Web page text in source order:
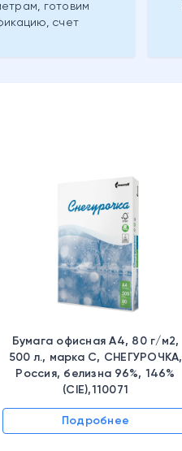
готовим
счет
Бумага офисная А4, 80 г/м2,
500 л., марка С, СНЕГУРОЧКА,
Россия, белизна 96%, 146%
(CIE),110071
Подробнее